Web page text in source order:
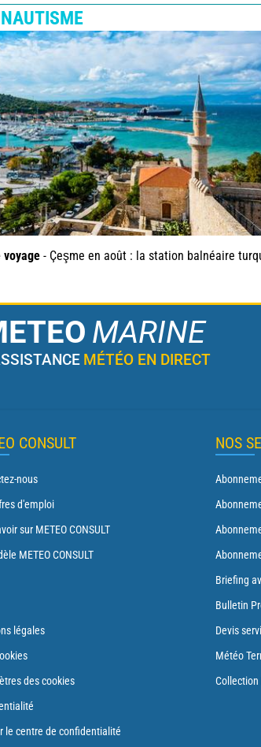
voyage - Çeşme en août : la station balnéaire turque qui séduit jusque de l’autre côté de la
MARINE
MÉTÉO EN DIRECT
CONSULT
nous
d'emploi
sur METEO CONSULT
METEO CONSULT
légales
des cookies
le centre de confidentialité
NOS
Briefing
Bulletin
Devis
Météo
Collection